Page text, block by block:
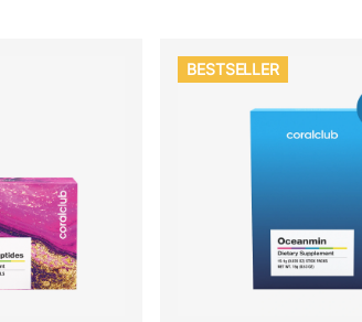
BESTSELLER